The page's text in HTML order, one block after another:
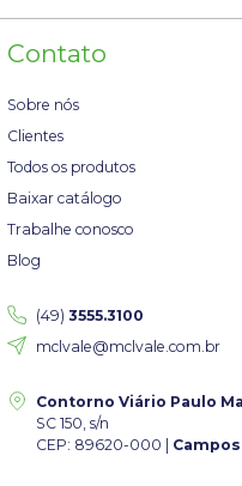
Contato
Sobre nós
Clientes
Todos os produtos
Baixar catálogo
Trabalhe conosco
Blog
(49) 3555.3100
mclvale@mclvale.com.br
Contorno Viário Paulo
SC 150, s/n
CEP: 89620-000 | Campos